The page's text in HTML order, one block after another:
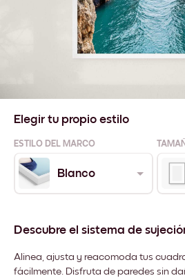
Elegir tu propio estilo
ESTILO DEL MARCO
Blanco
Descubre el sistema de
Alinea, ajusta y reacomoda tus
fácilmente. Disfruta de paredes sin